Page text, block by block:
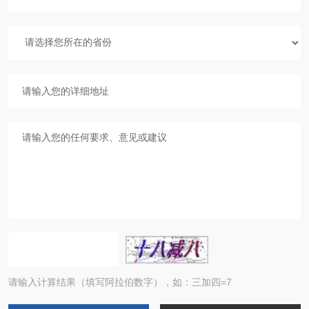
请输入计算结果（填写阿拉伯数字），如：三加四=7